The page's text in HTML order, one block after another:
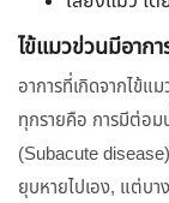
ไข้แมวข่วนมีอากา
อาการที่เกิดจากไข้แ
ทุกรายคือ การมีต่อม
(Subacute
ยุบหายไปเอง, แต่บา